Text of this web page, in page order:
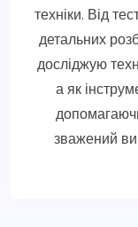
техніки. Від
детальних
досліджую
а як
зважений